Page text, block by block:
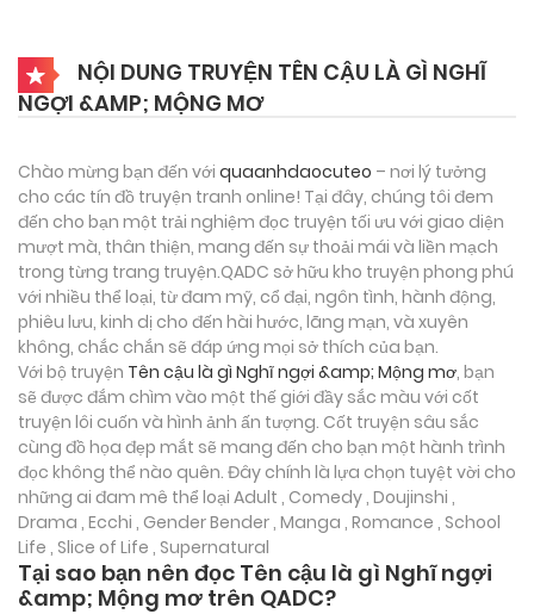
NỘI DUNG TRUYỆN TÊN CẬU LÀ GÌ NGHĨ
NGỢI &AMP; MỘNG MƠ
Chào mừng bạn đến với quaanhdaocuteo – nơi lý tưởng
cho các tín đồ truyện tranh online! Tại đây, chúng tôi đem
đến cho bạn một trải nghiệm đọc truyện tối ưu với giao diện
mượt mà, thân thiện, mang đến sự thoải mái và liền mạch
trong từng trang truyện.QADC sở hữu kho truyện phong phú
với nhiều thể loại, từ đam mỹ, cổ đại, ngôn tình, hành động,
phiêu lưu, kinh dị cho đến hài hước, lãng mạn, và xuyên
không, chắc chắn sẽ đáp ứng mọi sở thích của bạn.
Với bộ truyện Tên cậu là gì Nghĩ ngợi &amp; Mộng mơ, bạn
sẽ được đắm chìm vào một thế giới đầy sắc màu với cốt
truyện lôi cuốn và hình ảnh ấn tượng. Cốt truyện sâu sắc
cùng đồ họa đẹp mắt sẽ mang đến cho bạn một hành trình
đọc không thể nào quên. Đây chính là lựa chọn tuyệt vời cho
những ai đam mê thể loại Adult , Comedy , Doujinshi ,
Drama , Ecchi , Gender Bender , Manga , Romance , School
Life , Slice of Life , Supernatural
Tại sao bạn nên đọc Tên cậu là gì Nghĩ ngợi
&amp; Mộng mơ trên QADC?